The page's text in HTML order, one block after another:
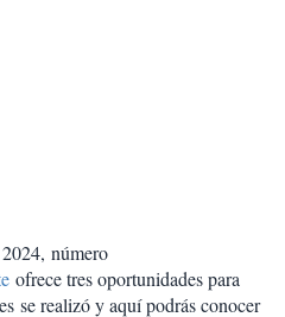
número
ofrece tres oportunidades para
se realizó y aquí podrás conocer